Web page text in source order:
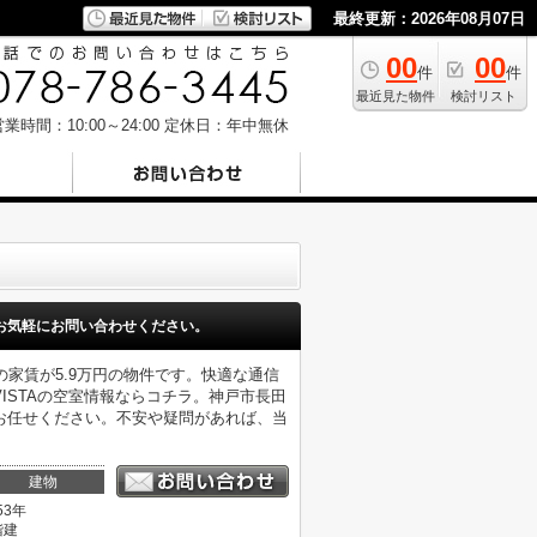
最終更新：2026年08月07日
00件
最近見た物件
00件
検討リスト
業時間：10:00～24:00 定休日：年中無休
軽にお問い合わせください。
賃が5.9万円の物件です。快適な通信
の空室情報ならコチラ。神戸市長田
せください。不安や疑問があれば、当
建物
年
建